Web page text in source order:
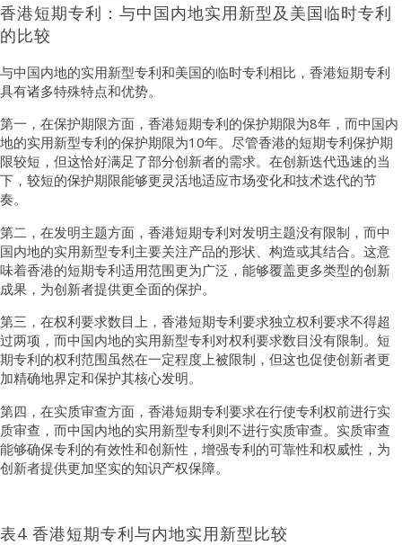
香港短期专利：与中国内地实用新型及美国临时专利
的比较
与中国内地的实用新型专利和美国的临时专利相比，香港短期专利
具有诸多特殊特点和优势。
第一，在保护期限方面，香港短期专利的保护期限为8年，而中国内
地的实用新型专利的保护期限为10年。尽管香港的短期专利保护期
限较短，但这恰好满足了部分创新者的需求。在创新迭代迅速的当
下，较短的保护期限能够更灵活地适应市场变化和技术迭代的节
奏。
第二，在发明主题方面，香港短期专利对发明主题没有限制，而中
国内地的实用新型专利主要关注产品的形状、构造或其结合。这意
味着香港的短期专利适用范围更为广泛，能够覆盖更多类型的创新
成果，为创新者提供更全面的保护。
第三，在权利要求数目上，香港短期专利要求独立权利要求不得超
过两项，而中国内地的实用新型专利对权利要求数目没有限制。短
期专利的权利范围虽然在一定程度上被限制，但这也促使创新者更
加精确地界定和保护其核心发明。
第四，在实质审查方面，香港短期专利要求在行使专利权前进行实
质审查，而中国内地的实用新型专利则不进行实质审查。实质审查
能够确保专利的有效性和创新性，增强专利的可靠性和权威性，为
创新者提供更加坚实的知识产权保障。
表4 香港短期专利与内地实用新型比较